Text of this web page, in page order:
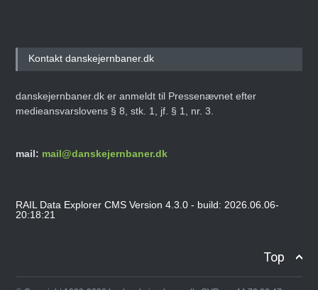
Kontakt danskejernbaner.dk
danskejernbaner.dk er anmeldt til Pressenævnet efter
medieansvarslovens § 8, stk. 1, jf. § 1, nr. 3.
mail: mail@danskejernbaner.dk
RAIL Data Explorer CMS Version 4.3.0 - build: 2026.06.06-
20:18:21
Top